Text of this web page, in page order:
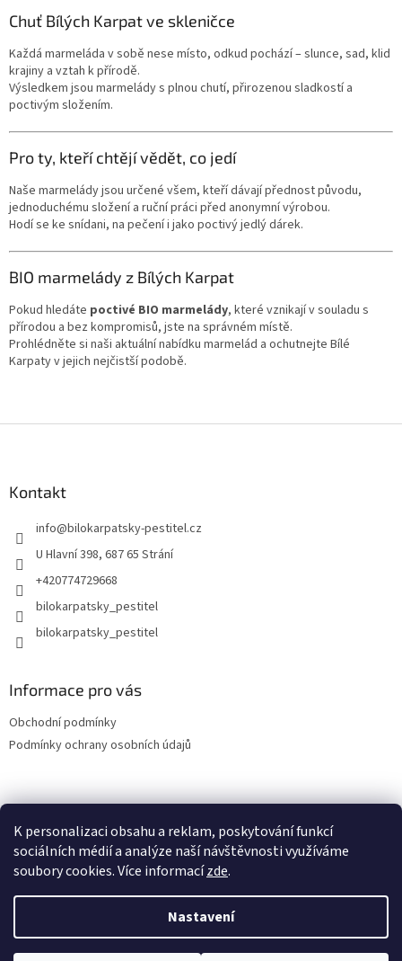
K personalizaci obsahu a reklam, poskytování funkcí
sociálních médií a analýze naší návštěvnosti využíváme
soubory cookies. Více informacízde.
Nastavení
Chuť Bílých Karpat ve skleničce
Každá marmeláda v sobě nese místo, odkud pochází – slunce, sad, klid
krajiny a vztah k přírodě.
Výsledkem jsou marmelády s plnou chutí, přirozenou sladkostí a
poctivým složením.
Pro ty, kteří chtějí vědět, co jedí
Naše marmelády jsou určené všem, kteří dávají přednost původu,
jednoduchému složení a ruční práci před anonymní výrobou.
Hodí se ke snídani, na pečení i jako poctivý jedlý dárek.
BIO marmelády z Bílých Karpat
Pokud hledáte poctivé BIO marmelády, které vznikají v souladu s
přírodou a bez kompromisů, jste na správném místě.
Prohlédněte si naši aktuální nabídku marmelád a ochutnejte Bílé
Karpaty v jejich nejčistší podobě.
Kontakt
info@bilokarpatsky-pestitel.cz
U Hlavní 398, 687 65 Strání
+420774729668
bilokarpatsky_pestitel
Informace pro vás
Obchodní podmínky
Podmínky ochrany osobních údajů